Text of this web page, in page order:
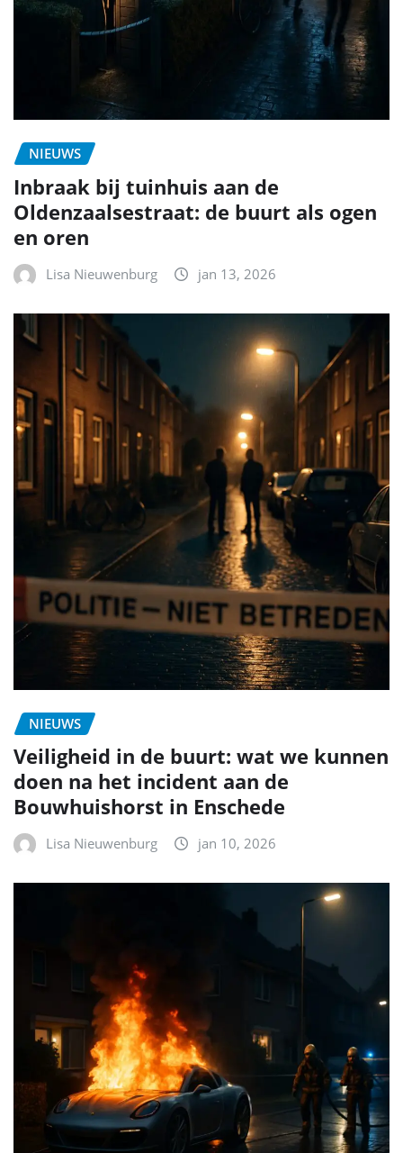
NIEUWS
Inbraak bij tuinhuis aan de
Oldenzaalsestraat: de buurt als ogen
en oren
Lisa Nieuwenburg jan 13, 2026
NIEUWS
Veiligheid in de buurt: wat we kunnen
doen na het incident aan de
Bouwhuishorst in Enschede
Lisa Nieuwenburg jan 10, 2026